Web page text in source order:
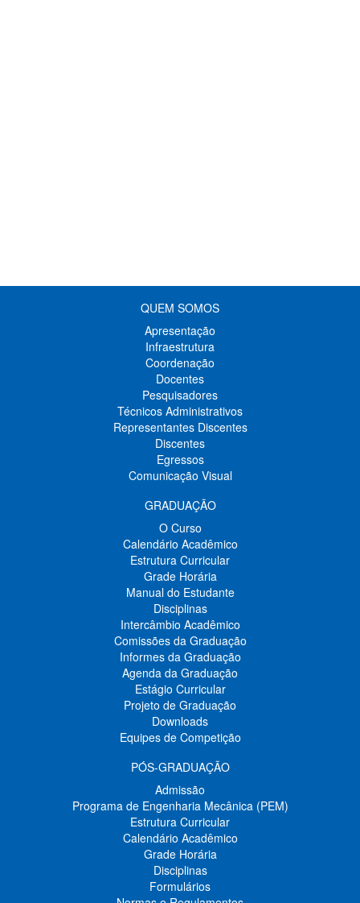
QUEM SOMOS
Apresentação
Infraestrutura
Coordenação
Docentes
Pesquisadores
Técnicos Administrativos
Representantes Discentes
Discentes
Egressos
Comunicação Visual
GRADUAÇÃO
O Curso
Calendário Acadêmico
Estrutura Curricular
Grade Horária
Manual do Estudante
Disciplinas
Intercâmbio Acadêmico
Comissões da Graduação
Informes da Graduação
Agenda da Graduação
Estágio Curricular
Projeto de Graduação
Downloads
Equipes de Competição
PÓS-GRADUAÇÃO
Admissão
Programa de Engenharia Mecânica (PEM)
Estrutura Curricular
Calendário Acadêmico
Grade Horária
Disciplinas
Formulários